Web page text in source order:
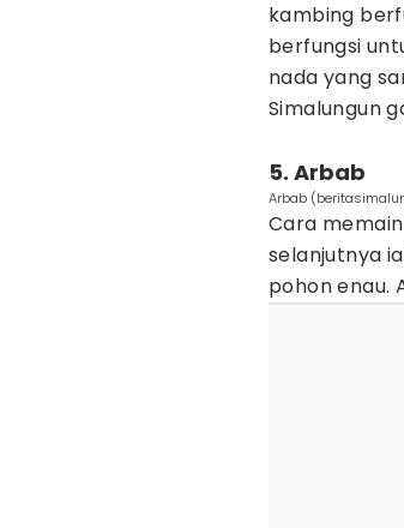
kambing
berfungsi
nada yang
Simalungun
5. Arbab
Arbab
Cara
selanjutnya
pohon enau.